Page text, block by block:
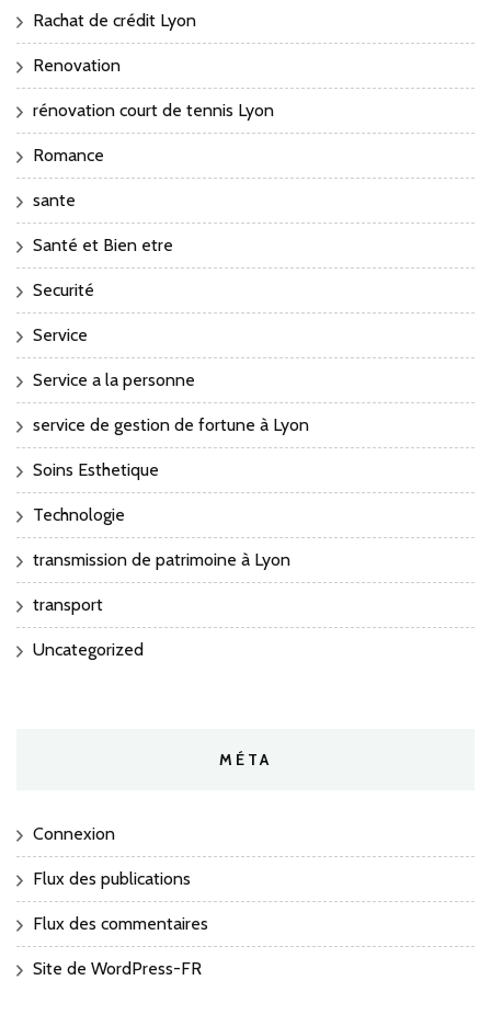
Rachat de crédit Lyon
Renovation
rénovation court de tennis Lyon
Romance
sante
Santé et Bien etre
Securité
Service
Service a la personne
service de gestion de fortune à Lyon
Soins Esthetique
Technologie
transmission de patrimoine à Lyon
transport
Uncategorized
MÉTA
Connexion
Flux des publications
Flux des commentaires
Site de WordPress-FR